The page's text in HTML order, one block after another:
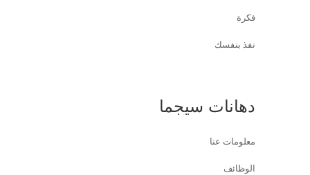
فكرة
نفذ بنفسك
دهانات سيجما
معلومات عنا
الوظائف